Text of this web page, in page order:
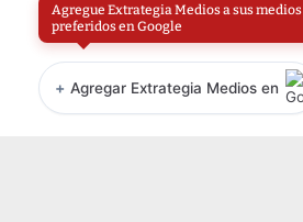
Agregue Extrategia Medios a sus medios
preferidos en Google
+ Agregar Extrategia Medios en